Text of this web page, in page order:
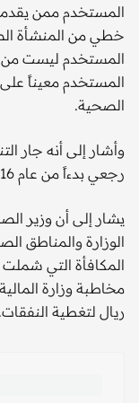
المستخدم ممن
خطي من المنشأة
المستخدم ليست من
المستخدم معيناً
الصحية.
وأشار إلى أنه جار
رجعي بدءاً من عام 1416هـ.
يشار إلى أن وزير
الوزارة والمناطق
ريال لتغطية النفقات.